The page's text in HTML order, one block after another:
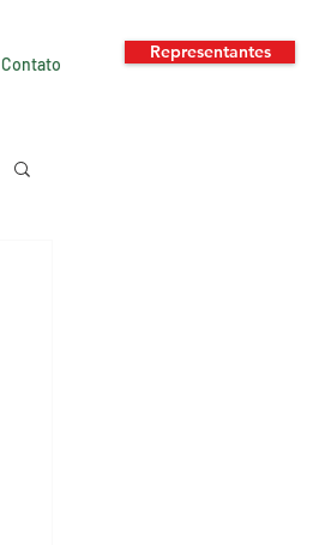
Contato
Representantes